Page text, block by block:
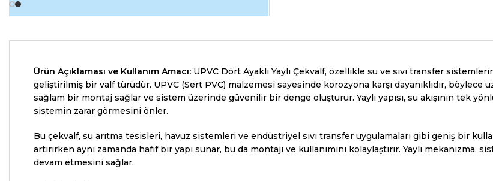
Ürün Açıklaması ve Kullanım Amacı: UPVC Dört Ayaklı Yaylı Çekvalf, özellikle su ve sıvı transfer
geliştirilmiş bir valf türüdür. UPVC (Sert PVC) malzemesi sayesinde korozyona karşı dayanıklıdır, böylece
sağlam bir montaj sağlar ve sistem üzerinde güvenilir bir denge oluşturur. Yaylı yapısı, su akışının tek
sistemin zarar görmesini önler.
Bu çekvalf, su arıtma tesisleri, havuz sistemleri ve endüstriyel sıvı transfer uygulamaları gibi geniş bir
artırırken aynı zamanda hafif bir yapı sunar, bu da montajı ve kullanımını kolaylaştırır. Yaylı
devam etmesini sağlar.